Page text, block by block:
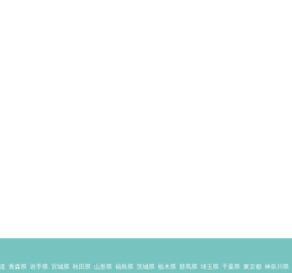
青森県 岩手県 宮城県 秋田県 山形県 福島県 茨城県 栃木県 群馬県 埼玉県 千葉県 東京都 神奈川県